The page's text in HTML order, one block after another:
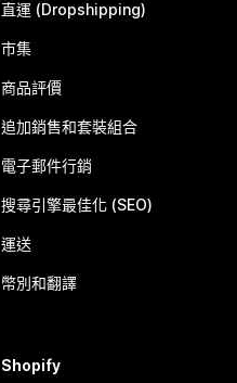
直運 (Dropshipping)
市集
商品評價
追加銷售和套裝組合
電子郵件行銷
搜尋引擎最佳化 (SEO)
運送
幣別和翻譯
Shopify